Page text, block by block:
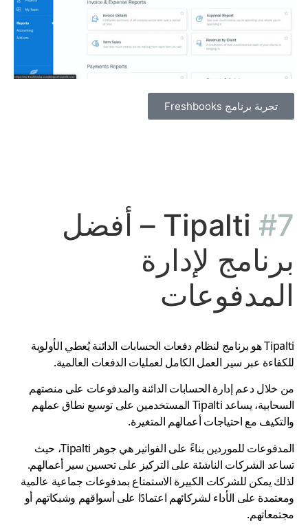
تجربة برنامج Freshbooks
#7
Tipalti – أفضل
برنامج لإدارة
المدفوعات
Tipaltiهو برنامج لنظام دفعات الحسابات الدائنة يُعطي الأولوية
للكفاءة عبر سير العمل الكامل لعملياتالدفعات العالمية.
من خلال دعم إدارة الحسابات الدائنة والمدفوعات على منصتهم
السحابية، يساعد Tipaltiالمستخدمين على توسيع نطاق عملهم
والتكيف مع احتياجات أعمالهم المتغيرة.
المدفوعات للموردين بناءً على الفواتير هي جوهر Tipalti، حيث
تساعد الشركات الناشئة على التركيز على تحسين سير أعمالهم.
لذلك يمكن للشركات الكبيرة الاستمتاع بمدفوعات جماعية عالمية
ومعتمدة على الأداء لشركائهم اعتمادًا على أسواقهم وشبكاتهم أو
مجتمعاتهم.